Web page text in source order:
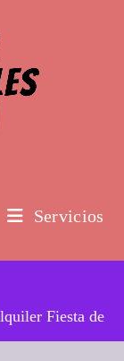
Servicios
Fiesta de